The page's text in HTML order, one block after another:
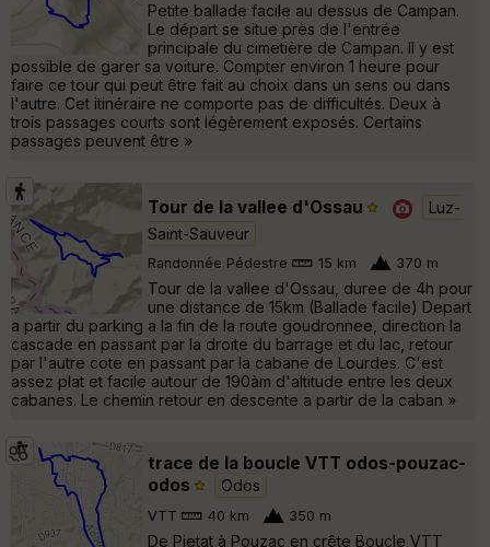
Petite ballade facile au dessus de Campan.
Le départ se situe près de l'entrée
principale du cimetière de Campan. Il y est
possible de garer sa voiture. Compter environ 1 heure pour
faire ce tour qui peut être fait au choix dans un sens ou dans
l'autre. Cet itinéraire ne comporte pas de difficultés. Deux à
trois passages courts sont légèrement exposés. Certains
passages peuvent être »
Tour de la vallee d'Ossau
Luz-
Saint-Sauveur
Randonnée Pédestre 15 km 370 m
Tour de la vallee d'Ossau, duree de 4h pour
une distance de 15km (Ballade facile) Depart
a partir du parking a la fin de la route goudronnee, direction la
cascade en passant par la droite du barrage et du lac, retour
par l'autre cote en passant par la cabane de Lourdes. C'est
assez plat et facile autour de 190àm d'altitude entre les deux
cabanes. Le chemin retour en descente a partir de la caban »
trace de la boucle VTT odos-pouzac-
odos
Odos
VTT 40 km 350 m
De Pietat à Pouzac en crête Boucle VTT